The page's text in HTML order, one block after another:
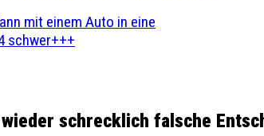
mit einem Auto in eine
schwer+++
schrecklich falsche